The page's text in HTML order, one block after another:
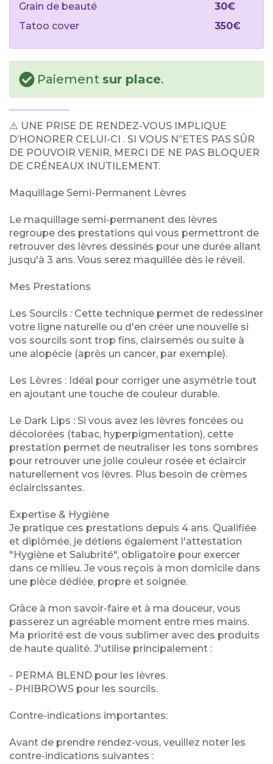
Grain de beauté
30€
Tatoo cover
350€
Paiement sur place.
⚠️ UNE PRISE DE RENDEZ-VOUS IMPLIQUE
D’HONORER CELUI-CI . SI VOUS N’’ETES PAS SÛR
DE POUVOIR VENIR, MERCI DE NE PAS BLOQUER
DE CRÉNEAUX INUTILEMENT.
Maquillage Semi-Permanent Lèvres
Le maquillage semi-permanent des lèvres
regroupe des prestations qui vous permettront de
retrouver des lèvres dessinés pour une durée allant
jusqu'à 3 ans. Vous serez maquillée dès le réveil.
Mes Prestations
Les Sourcils : Cette technique permet de redessiner
votre ligne naturelle ou d'en créer une nouvelle si
vos sourcils sont trop fins, clairsemés ou suite à
une alopécie (après un cancer, par exemple).
Les Lèvres : Idéal pour corriger une asymétrie tout
en ajoutant une touche de couleur durable.
Le Dark Lips : Si vous avez les lèvres foncées ou
décolorées (tabac, hyperpigmentation), cette
prestation permet de neutraliser les tons sombres
pour retrouver une jolie couleur rosée et éclaircir
naturellement vos lèvres. Plus besoin de crèmes
éclaircissantes.
Expertise & Hygiène
Je pratique ces prestations depuis 4 ans. Qualifiée
et diplômée, je détiens également l'attestation
"Hygiène et Salubrité", obligatoire pour exercer
dans ce milieu. Je vous reçois à mon domicile dans
une pièce dédiée, propre et soignée.
Grâce à mon savoir-faire et à ma douceur, vous
passerez un agréable moment entre mes mains.
Ma priorité est de vous sublimer avec des produits
de haute qualité. J'utilise principalement :
- PERMA BLEND pour les lèvres.
- PHIBROWS pour les sourcils.
Contre-indications importantes:
Avant de prendre rendez-vous, veuillez noter les
contre-indications suivantes :